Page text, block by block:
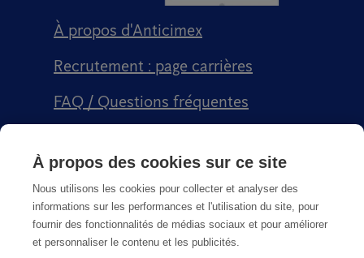
À propos d'Anticimex
Recrutement : page carrières
FAQ / Questions fréquentes
Conditions générales de vente CGPS
À propos des cookies sur ce site
Nous utilisons les cookies pour collecter et analyser des
informations sur les performances et l'utilisation du site, pour
fournir des fonctionnalités de médias sociaux et pour améliorer
et personnaliser le contenu et les publicités.